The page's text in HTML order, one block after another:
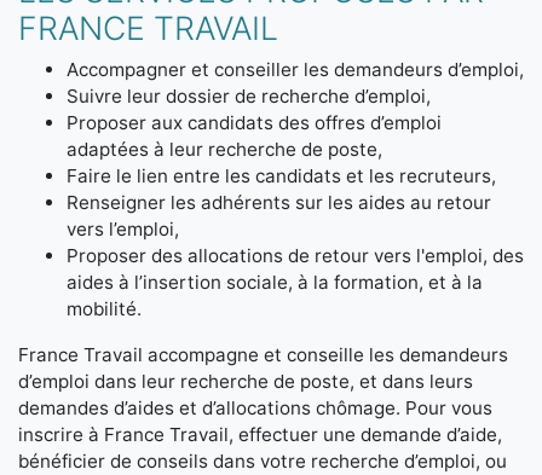
FRANCE TRAVAIL
Accompagner et conseiller les demandeurs d’emploi,
Suivre leur dossier de recherche d’emploi,
Proposer aux candidats des offres d’emploi
adaptées à leur recherche de poste,
Faire le lien entre les candidats et les recruteurs,
Renseigner les adhérents sur les aides au retour
vers l’emploi,
Proposer des allocations de retour vers l'emploi, des
aides à l’insertion sociale, à la formation, et à la
mobilité.
France Travail accompagne et conseille les demandeurs
d’emploi dans leur recherche de poste, et dans leurs
demandes d’aides et d’allocations chômage. Pour vous
inscrire à France Travail, effectuer une demande d’aide,
bénéficier de conseils dans votre recherche d’emploi, ou